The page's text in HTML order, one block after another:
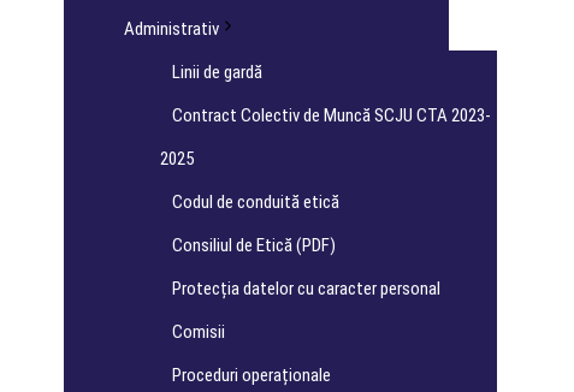
Administrativ
Linii de gardă
Contract Colectiv de Muncă SCJU CTA 2023-
2025
Codul de conduită etică
Consiliul de Etică (PDF)
Protecția datelor cu caracter personal
Comisii
Proceduri operaționale